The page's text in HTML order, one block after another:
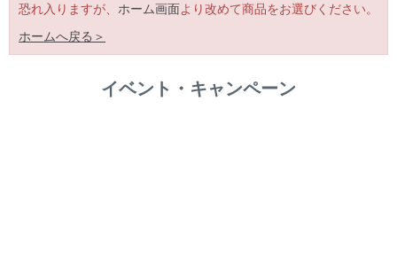
恐れ入りますが、 ホーム画面より改めて商品をお選びください。
ホームへ戻る＞
イベント・キャンペーン